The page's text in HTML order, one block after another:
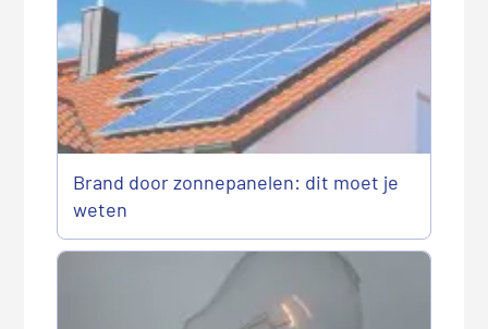
Brand door zonnepanelen: dit moet je
weten